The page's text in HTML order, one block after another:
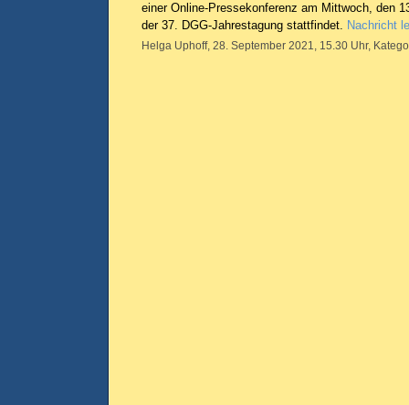
einer Online-Pressekonferenz am Mittwoch, den
der 37. DGG-Jahrestagung stattfindet. Nachricht
Helga Uphoff, 28. September 2021, 15.30 Uhr,